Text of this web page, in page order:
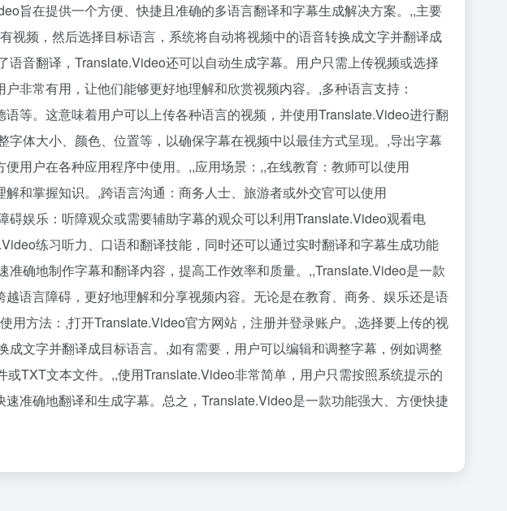
旨在提供一个方便、快捷且准确的多语言翻译和字幕生成解决方案。,,主要
频，然后选择目标语言，系统将自动将视频中的语音转换成文字并翻译成
音翻译，Translate.Video还可以自动生成字幕。用户只需上传视频或选择
非常有用，让他们能够更好地理解和欣赏视频内容。,多种语言支持：
等。这意味着用户可以上传各种语言的视频，并使用Translate.Video进行翻
体大小、颜色、位置等，以确保字幕在视频中以最佳方式呈现。,导出字幕
用户在各种应用程序中使用。,,应用场景：,,在线教育：教师可以使用
和掌握知识。,跨语言沟通：商务人士、旅游者或外交官可以使用
娱乐：听障观众或需要辅助字幕的观众可以利用Translate.Video观看电
练习听力、口语和翻译技能，同时还可以通过实时翻译和字幕生成功能
确地制作字幕和翻译内容，提高工作效率和质量。,,Translate.Video是一款
语言障碍，更好地理解和分享视频内容。无论是在教育、商务、娱乐还是语
方法：,打开Translate.Video官方网站，注册并登录账户。,选择要上传的视
文字并翻译成目标语言。,如有需要，用户可以编辑和调整字幕，例如调整
TXT文本文件。,,使用Translate.Video非常简单，用户只需按照系统提示的
准确地翻译和生成字幕。总之，Translate.Video是一款功能强大、方便快捷